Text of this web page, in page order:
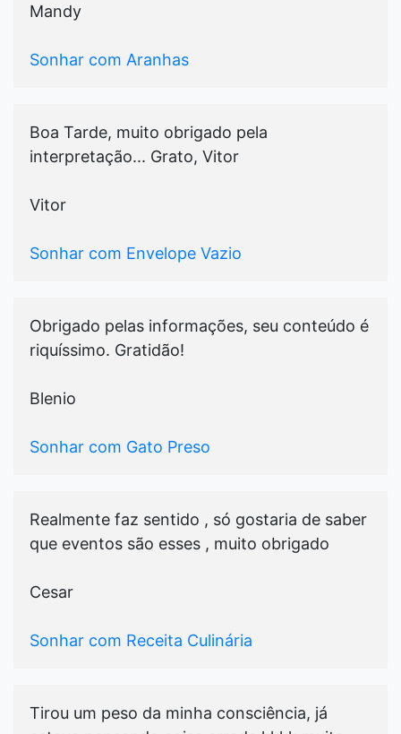
Mandy
Sonhar com Aranhas
Boa Tarde, muito obrigado pela
interpretação... Grato, Vitor
Vitor
Sonhar com Envelope Vazio
Obrigado pelas informações, seu conteúdo é
riquíssimo. Gratidão!
Blenio
Sonhar com Gato Preso
Realmente faz sentido , só gostaria de saber
que eventos são esses , muito obrigado
Cesar
Sonhar com Receita Culinária
Tirou um peso da minha consciência, já